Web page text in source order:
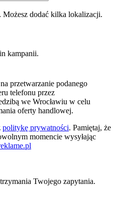
dodać kilka lokalizacji.
kampanii.
przetwarzanie podanego
telefonu przez
we Wrocławiu w celu
oferty handlowej.
politykę prywatności. Pamiętaj, że
momencie wysyłając
Twojego zapytania.